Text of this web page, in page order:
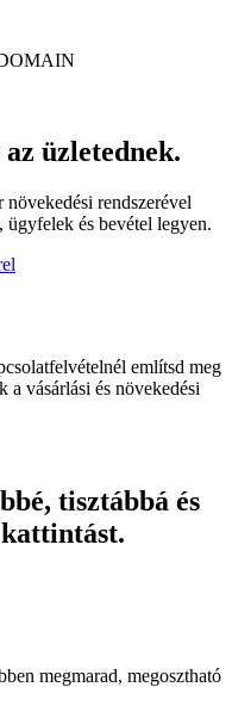
üzletednek.
rendszerével
és bevétel legyen.
említsd meg
a vásárlási és növekedési
tisztábbá és
kattintást.
megmarad, megosztható